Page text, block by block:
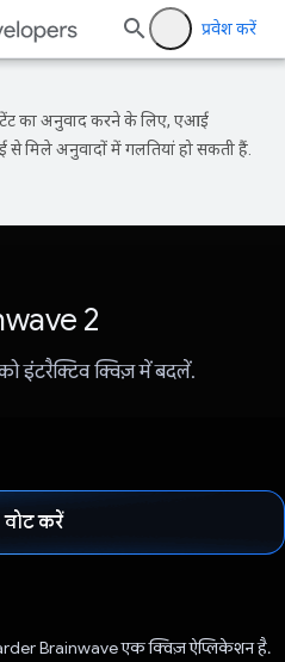
प्रवेश करें
का अनुवाद करने के लिए, एआई
मिले अनुवादों में गलतियां हो सकती हैं.
2
इंटरैक्टिव क्विज़ में बदलें.
वोट करें
Brainwave एक क्विज़ ऐप्लिकेशन है.